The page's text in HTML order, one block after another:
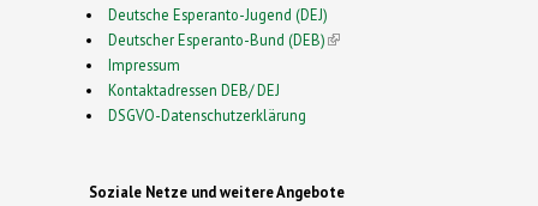
Deutsche Esperanto-Jugend (DEJ)
Deutscher Esperanto-Bund (DEB)(link is external)
Impressum
Kontaktadressen DEB/ DEJ
DSGVO-Datenschutzerklärung
Soziale Netze und weitere Angebote